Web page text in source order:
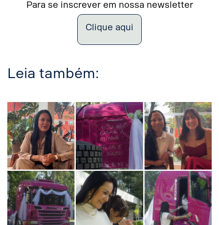
Para se inscrever em nossa newsletter
Clique aqui
Leia também: